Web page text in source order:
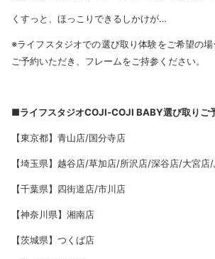
くすっと、ほっこりできるしかけが…
※ライフスタジオでの選び取り体験をご希望の
ご予約いただき、フレームをご持参ください。
■ライフスタジオCOJI-COJI BABY選び取りご
【東京都】青山店/国分寺店
【埼玉県】越谷店/草加店/所沢店/深谷店/大宮店
【千葉県】四街道店/市川店
【神奈川県】湘南店
【茨城県】つくば店